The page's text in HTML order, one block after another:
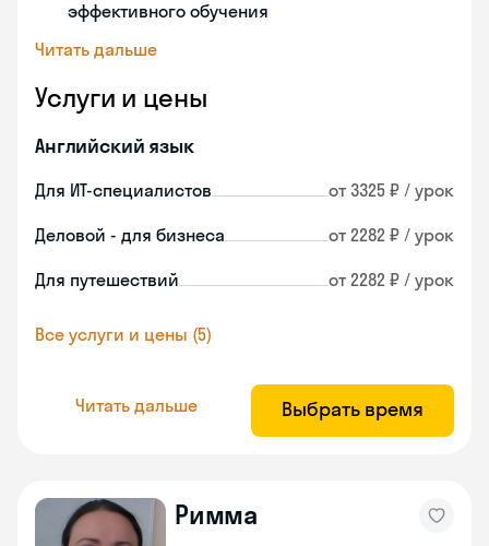
эффективного обучения
Читать дальше
Услуги и цены
Английский язык
Для ИТ-специалистов от 3325 ₽ / урок
Деловой - для бизнеса от 2282 ₽ / урок
Для путешествий от 2282 ₽ / урок
Все услуги и цены (5)
Читать дальше Выбрать время
Римма